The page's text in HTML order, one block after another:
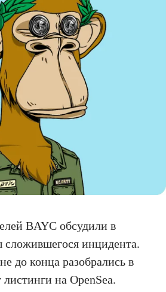
BAYC обсудили в
сложившегося инцидента.
до конца разобрались в
на OpenSea.